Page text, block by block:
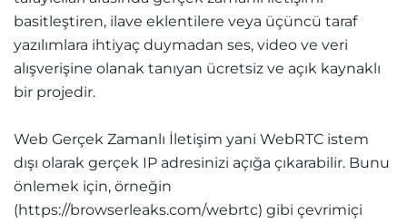
basitleştiren, ilave eklentilere veya üçüncü taraf
yazılımlara ihtiyaç duymadan ses, video ve veri
alışverişine olanak tanıyan ücretsiz ve açık kaynaklı
bir projedir.
Web Gerçek Zamanlı İletişim yani WebRTC istem
dışı olarak gerçek IP adresinizi açığa çıkarabilir. Bunu
önlemek için, örneğin
(https://browserleaks.com/webrtc) gibi çevrimiçi